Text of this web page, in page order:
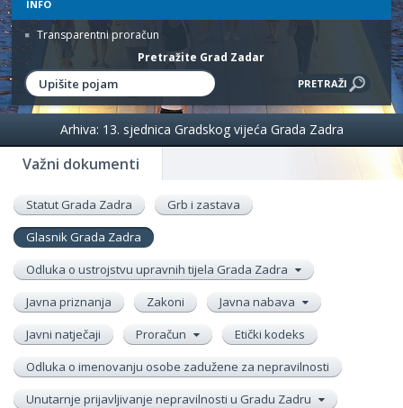
INFO
Transparentni proračun
Pretražite Grad Zadar
Važni dokumenti
Arhiva: 13. sjednica Gradskog vijeća Grada Zadra
Statut Grada Zadra
Grb i zastava
Glasnik Grada Zadra
Odluka o ustrojstvu upravnih tijela Grada Zadra
Javna priznanja
Zakoni
Javna nabava
Javni natječaji
Proračun
Etički kodeks
Odluka o imenovanju osobe zadužene za nepravilnosti
Unutarnje prijavljivanje nepravilnosti u Gradu Zadru